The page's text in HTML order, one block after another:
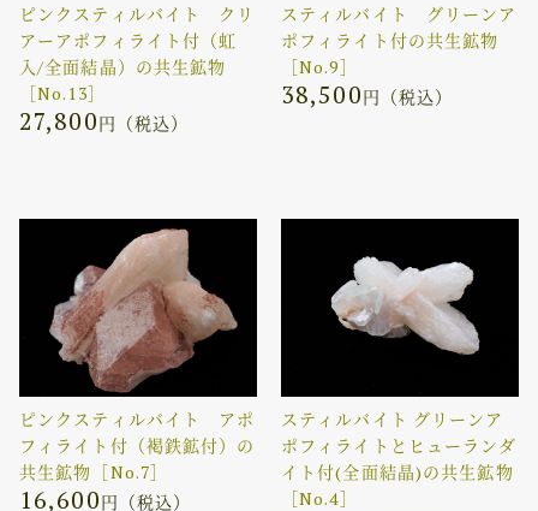
ピンクスティルバイト クリ
アーアポフィライト付（虹
入/全面結晶）の共生鉱物
［No.13］
27,800円（税込）
スティルバイト グリーンア
ポフィライト付の共生鉱物
［No.9］
38,500円（税込）
ピンクスティルバイト アポ
フィライト付（褐鉄鉱付）の
共生鉱物［No.7］
16,600円（税込）
スティルバイト グリーンア
ポフィライトとヒューランダ
イト付(全面結晶)の共生鉱物
［No.4］